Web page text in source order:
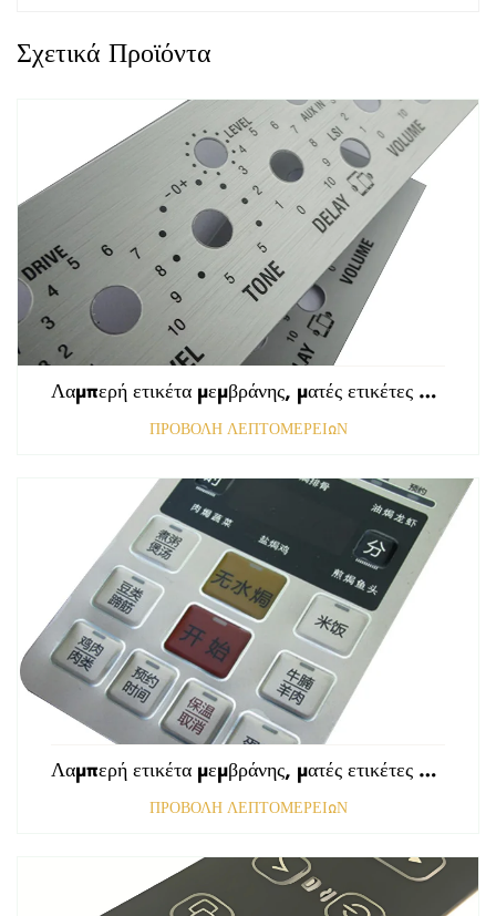
Σχετικά Προϊόντα
Λαμπερή ετικέτα μεμβράνης, ματές ετικέτες εμπρόσθιου πίνακα ελέγχου, ανάγλυφη γραφική επικάλυψη πολυκαρβονικού
ΠΡΟΒΟΛΗ ΛΕΠΤΟΜΕΡΕΙΩΝ
Λαμπερή ετικέτα μεμβράνης, ματές ετικέτες εμπρόσθιου πίνακα ελέγχου, ανάγλυφες ετικέτες πολυκαρβονικού, γραφικές επικαλύψεις
ΠΡΟΒΟΛΗ ΛΕΠΤΟΜΕΡΕΙΩΝ